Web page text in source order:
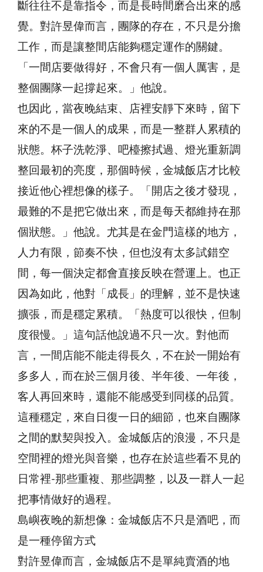
斷往往不是靠指令，而是長時間磨合出來的感
覺。對許昱偉而言，團隊的存在，不只是分擔
工作，而是讓整間店能夠穩定運作的關鍵。
「一間店要做得好，不會只有一個人厲害，是
整個團隊一起撐起來。」他說。
也因此，當夜晚結束、店裡安靜下來時，留下
來的不是一個人的成果，而是一整群人累積的
狀態。杯子洗乾淨、吧檯擦拭過、燈光重新調
整回最初的亮度，那個時候，金城飯店才比較
接近他心裡想像的樣子。「開店之後才發現，
最難的不是把它做出來，而是每天都維持在那
個狀態。」他說。尤其是在金門這樣的地方，
人力有限，節奏不快，但也沒有太多試錯空
間，每一個決定都會直接反映在營運上。也正
因為如此，他對「成長」的理解，並不是快速
擴張，而是穩定累積。「熱度可以很快，但制
度很慢。」這句話他說過不只一次。對他而
言，一間店能不能走得長久，不在於一開始有
多多人，而在於三個月後、半年後、一年後，
客人再回來時，還能不能感受到同樣的品質。
這種穩定，來自日復一日的細節，也來自團隊
之間的默契與投入。金城飯店的浪漫，不只是
空間裡的燈光與音樂，也存在於這些看不見的
日常裡-那些重複、那些調整，以及一群人一起
把事情做好的過程。
島嶼夜晚的新想像：金城飯店不只是酒吧，而
是一種停留方式
對許昱偉而言，金城飯店不是單純賣酒的地